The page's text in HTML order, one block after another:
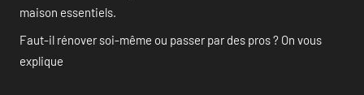
maison essentiels.
Faut-il rénover soi-même ou passer par des pros ? On vous
explique